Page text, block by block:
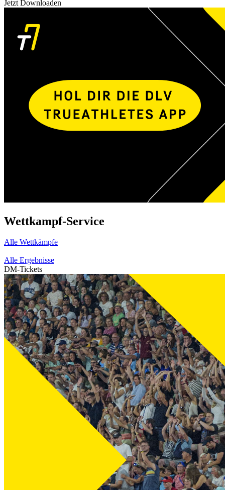
Jetzt Downloaden
Wettkampf-Service
Alle Wettkämpfe
Alle Ergebnisse
DM-Tickets